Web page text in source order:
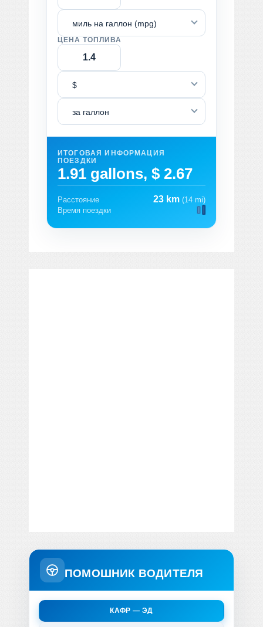
миль на галлон (mpg)
ЦЕНА ТОПЛИВА
$
за галлон
ИТОГОВАЯ ИНФОРМАЦИЯ
ПОЕЗДКИ
1.91 gallons, $ 2.67
Расстояние 23 km (14 mi)
Время поездки
ПОМОШНИК ВОДИТЕЛЯ
КАФР — ЭД